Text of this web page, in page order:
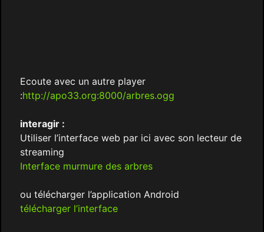
Ecoute avec un autre player
:http://apo33.org:8000/arbres.ogg
interagir :
Utiliser l’interface web par ici avec son lecteur de
streaming
Interface murmure des arbres
ou télécharger l’application Android
télécharger l’interface